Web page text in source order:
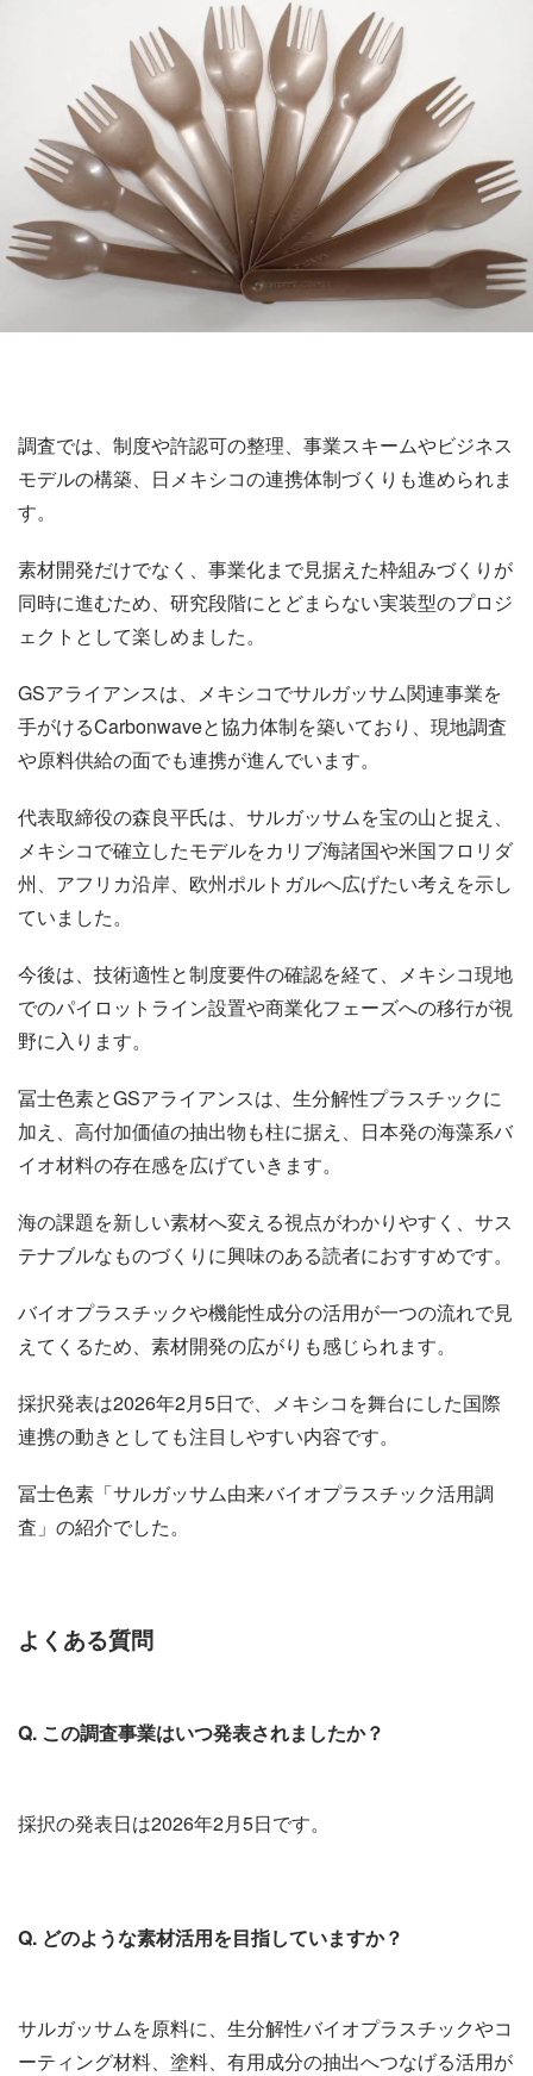
調査では、制度や許認可の整理、事業スキームやビジネス
モデルの構築、日メキシコの連携体制づくりも進められま
す。
素材開発だけでなく、事業化まで見据えた枠組みづくりが
同時に進むため、研究段階にとどまらない実装型のプロジ
ェクトとして楽しめました。
GSアライアンスは、メキシコでサルガッサム関連事業を
手がけるCarbonwaveと協力体制を築いており、現地調査
や原料供給の面でも連携が進んでいます。
代表取締役の森良平氏は、サルガッサムを宝の山と捉え、
メキシコで確立したモデルをカリブ海諸国や米国フロリダ
州、アフリカ沿岸、欧州ポルトガルへ広げたい考えを示し
ていました。
今後は、技術適性と制度要件の確認を経て、メキシコ現地
でのパイロットライン設置や商業化フェーズへの移行が視
野に入ります。
冨士色素とGSアライアンスは、生分解性プラスチックに
加え、高付加価値の抽出物も柱に据え、日本発の海藻系バ
イオ材料の存在感を広げていきます。
海の課題を新しい素材へ変える視点がわかりやすく、サス
テナブルなものづくりに興味のある読者におすすめです。
バイオプラスチックや機能性成分の活用が一つの流れで見
えてくるため、素材開発の広がりも感じられます。
採択発表は2026年2月5日で、メキシコを舞台にした国際
連携の動きとしても注目しやすい内容です。
冨士色素「サルガッサム由来バイオプラスチック活用調
査」の紹介でした。
よくある質問
Q. この調査事業はいつ発表されましたか？
採択の発表日は2026年2月5日です。
Q. どのような素材活用を目指していますか？
サルガッサムを原料に、生分解性バイオプラスチックやコ
ーティング材料、塗料、有用成分の抽出へつなげる活用が